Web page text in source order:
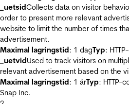
_uetsidCollects data on visitor
order to present more relevant
website to limit the number of times
advertisement.
Maximal lagringstid: 1 dagTyp:
_uetvidUsed to track visitors on
relevant advertisement based on the
Maximal lagringstid: 1 årTyp: HTTP-
Snap Inc.